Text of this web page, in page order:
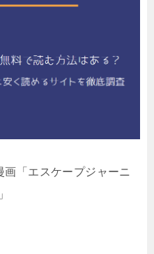
「エスケープジャーニ